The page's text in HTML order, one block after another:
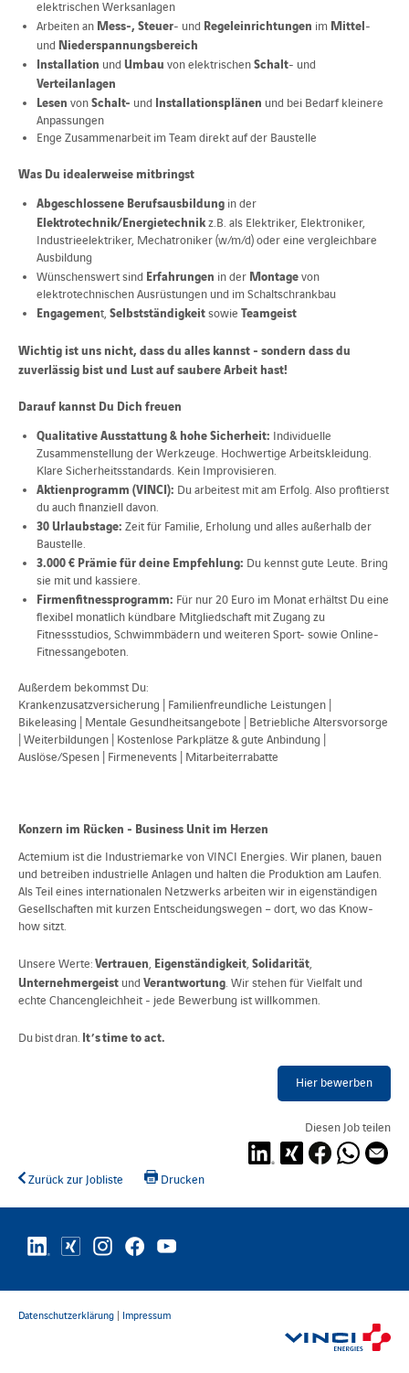
elektrischen Werksanlagen
Arbeiten an Mess-, Steuer- und Regeleinrichtungen im Mittel-
undNiederspannungsbereich
Installation undUmbau von elektrischenSchalt- und
Verteilanlagen
Lesen vonSchalt- und Installationsplänen und bei Bedarf kleinere
Anpassungen
Enge Zusammenarbeit im Team direkt auf der Baustelle
Was Du idealerweise mitbringst
Abgeschlossene Berufsausbildung in der
Elektrotechnik/Energietechnikz.B. als Elektriker, Elektroniker,
Industrieelektriker, Mechatroniker (w/m/d) oder eine vergleichbare
Ausbildung
Wünschenswert sind Erfahrungen in der Montagevon
elektrotechnischen Ausrüstungen und im Schaltschrankbau
Engagement, Selbstständigkeitsowie Teamgeist
Wichtig ist uns nicht, dass du alles kannst - sondern dass du
zuverlässig bist und Lust auf saubere Arbeit hast!
Darauf kannst Du Dich freuen
Qualitative Ausstattung & hohe Sicherheit: Individuelle
Zusammenstellung der Werkzeuge. Hochwertige Arbeitskleidung.
Klare Sicherheitsstandards. Kein Improvisieren.
Aktienprogramm (VINCI): Du arbeitest mit am Erfolg. Also profitierst
du auch finanziell davon.
30 Urlaubstage: Zeit für Familie, Erholung und alles außerhalb der
Baustelle.
3.000 € Prämie für deine Empfehlung: Du kennst gute Leute. Bring
sie mit und kassiere.
Firmenfitnessprogramm: Für nur 20 Euro im Monat erhältst Du eine
flexibel monatlich kündbare Mitgliedschaft mit Zugang zu
Fitnessstudios, Schwimmbädern und weiteren Sport- sowie Online-
Fitnessangeboten.
Außerdem bekommst Du:
Krankenzusatzversicherung | Familienfreundliche Leistungen |
Bikeleasing | Mentale Gesundheitsangebote | Betriebliche Altersvorsorge
| Weiterbildungen | Kostenlose Parkplätze & gute Anbindung |
Auslöse/Spesen | Firmenevents | Mitarbeiterrabatte
Konzern im Rücken - Business Unit im Herzen
Actemium ist die Industriemarke von VINCI Energies. Wir planen, bauen
und betreiben industrielle Anlagen und halten die Produktion am Laufen.
Als Teil eines internationalen Netzwerks arbeiten wir in eigenständigen
Gesellschaften mit kurzen Entscheidungswegen – dort, wo das Know-
how sitzt.
Unsere Werte:Vertrauen, Eigenständigkeit, Solidarität,
Unternehmergeist undVerantwortung. Wir stehen für Vielfalt und
echte Chancengleichheit - jede Bewerbung ist willkommen.
Du bist dran. It’s time to act.
Hier bewerben
Diesen Job teilen
Zurück zur Jobliste Drucken
Datenschutzerklärung | Impressum